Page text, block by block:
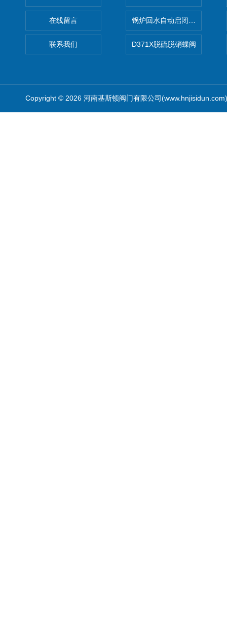
在线留言
联系我们
锅炉回水自动启闭阀KTH41X
D371X脱硫脱硝蝶阀
Copyright © 2026 河南基斯顿阀门有限公司